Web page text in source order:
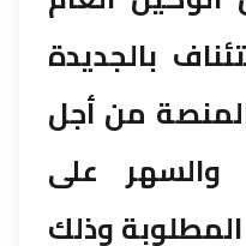
بالجديدة
من أجل
والسهر على
وذلك